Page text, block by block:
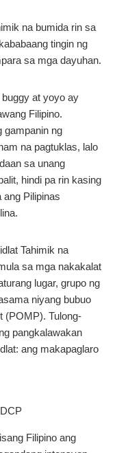
na bumida rin sa
tingin ng
sa mga dayuhan.
at yoyo ay
Filipino.
gampanin ng
na pagtuklas, lalo
sa unang
hindi pa rin kasing
ang Pilipinas
Tahimik na
sa mga nakakalat
lugar, grupo ng
niyang bubuo
(POMP). Tulong-
pangkalawakan
ang makapaglaro
Filipino ang